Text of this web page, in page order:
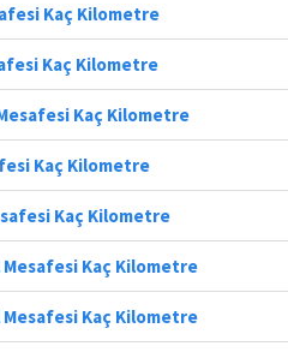
Kaç Kilometre
Kaç Kilometre
Kaç Kilometre
Kaç Kilometre
Kaç Kilometre
Mesafesi Kaç Kilometre
Mesafesi Kaç Kilometre